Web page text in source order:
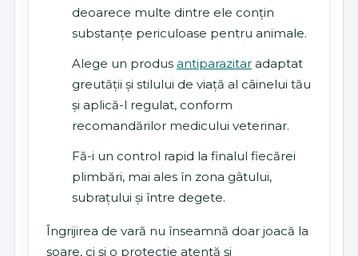
deoarece multe dintre ele conțin
substanțe periculoase pentru animale.
Alege un produs antiparazitar adaptat
greutății și stilului de viață al câinelui tău
și aplică-l regulat, conform
recomandărilor medicului veterinar.
Fă-i un control rapid la finalul fiecărei
plimbări, mai ales în zona gâtului,
subrațului și între degete.
Îngrijirea de vară nu înseamnă doar joacă la
soare, ci și o protecție atentă și